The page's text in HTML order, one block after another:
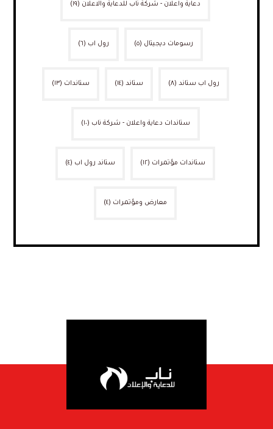
دعاية واعلان - شركة ناب للدعاية والاعلان (١٩)
رسومات ديجيتال (٥) رول اب (٦)
رول اب ستاند (٨) ستاند (١٤) ستاندات (١٣)
ستاندات دعاية واعلان - شركة ناب (١٠)
ستاندات مؤتمرات (١٢) ستاند رول اب (٤)
معارض ومؤتمرات (٤)